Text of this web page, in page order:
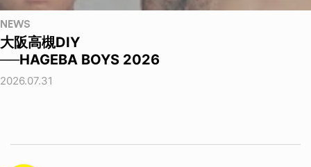
NEWS
大阪高槻DIY
──HAGEBA BOYS 2026
2026.07.31